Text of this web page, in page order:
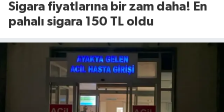
Sigara fiyatlarına bir zam daha! En
pahalı sigara 150 TL oldu